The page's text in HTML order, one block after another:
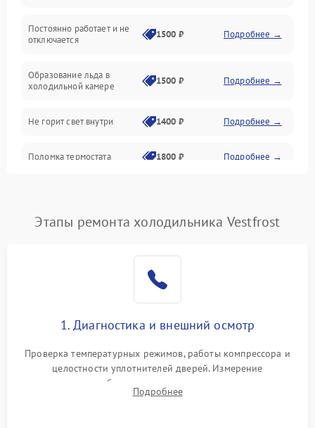
Постоянно работает и не
отключается
1500 ₽ Подробнее →
Образование льда в
холодильной камере
1500 ₽ Подробнее →
Не горит свет внутри 1400 ₽ Подробнее →
Поломка термостата 1800 ₽ Подробнее →
Поломка системы No Frost 2600 ₽ Подробнее →
работе
2000 ₽ Подробнее →
1000 ₽
Этапы ремонта холодильника Vestfrost
1. Диагностика и внешний осмотр
Проверка температурных режимов, работы компрессора и
целостности уплотнителей дверей. Измерение
сопротивления обмоток мотора, проверка термостата и
считывание кодов ошибок с электронного дисплея.
Подробнее